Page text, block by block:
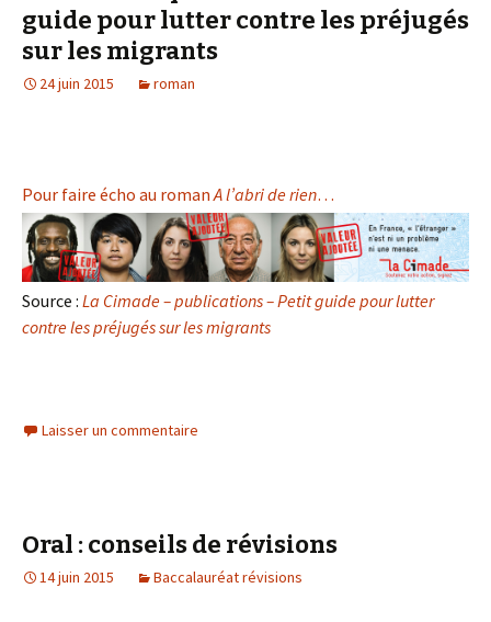
guide pour lutter contre les préjugés
sur les migrants
24 juin 2015 roman
Pour faire écho au romanA l’abri de rien…
Source : La Cimade – publications – Petit guide pour lutter
contre les préjugés sur les migrants
Laisser un commentaire
Oral : conseils de révisions
14 juin 2015 Baccalauréat révisions